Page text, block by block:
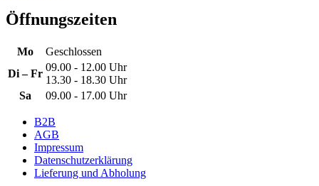
Öffnungszeiten
Mo
Geschlossen
Di – Fr
09.00 - 12.00 Uhr
13.30 - 18.30 Uhr
Sa
09.00 - 17.00 Uhr
B2B
AGB
Impressum
Datenschutzerklärung
Lieferung und Abholung